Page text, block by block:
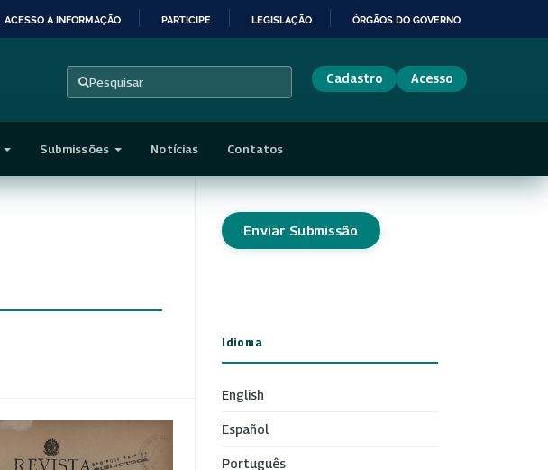
ACESSO À INFORMAÇÃO PARTICIPE LEGISLAÇÃO ÓRGÃOS DO GOVERNO
Pesquisar Cadastro Acesso
Submissões Notícias Contatos
Enviar Submissão
Idioma
English
Español
Português